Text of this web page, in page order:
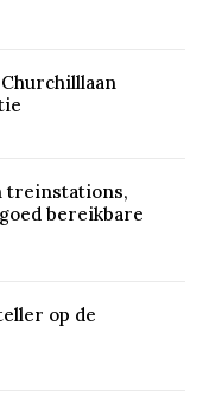
treinstations,
bereikbare
op de